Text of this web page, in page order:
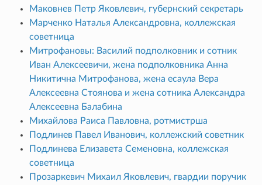
Маковнев Петр Яковлевич, губернский секретарь
Марченко Наталья Александровна, коллежская
советница
Митрофановы: Василий подполковник и сотник
Иван Алексеевичи, жена подполковника Анна
Никитична Митрофанова, жена есаула Вера
Алексеевна Стоянова и жена сотника Александра
Алексеевна Балабина
Михайлова Раиса Павловна, ротмистрша
Подлинев Павел Иванович, коллежский советник
Подлинева Елизавета Семеновна, коллежская
советница
Прозаркевич Михаил Яковлевич, гвардии поручик